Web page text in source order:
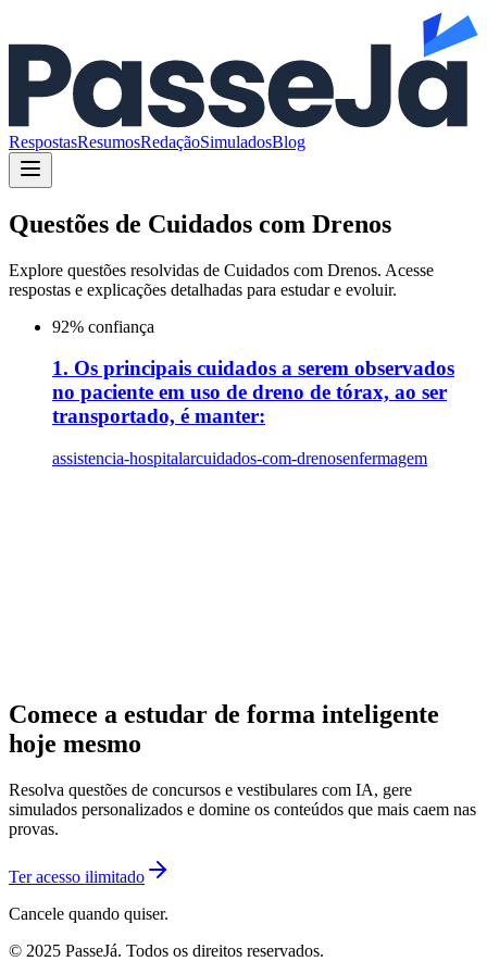
RespostasResumosRedaçãoSimuladosBlog
Questões de Cuidados com Drenos
Explore questões resolvidas de Cuidados com Drenos. Acesse
respostas e explicações detalhadas para estudar e evoluir.
92% confiança
1. Os principais cuidados a serem observados
no paciente em uso de dreno de tórax, ao ser
transportado, é manter:
assistencia-hospitalarcuidados-com-drenosenfermagem
Comece a estudar de forma inteligente
hoje mesmo
Resolva questões de concursos e vestibulares com IA, gere
simulados personalizados e domine os conteúdos que mais caem nas
provas.
Ter acesso ilimitado
Cancele quando quiser.
© 2025 PasseJá. Todos os direitos reservados.